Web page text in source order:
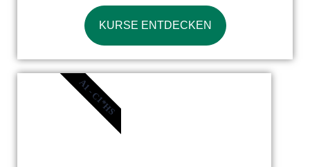
KURSE ENTDECKEN
A1 - C1*HS